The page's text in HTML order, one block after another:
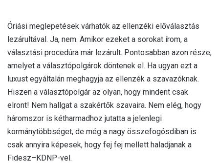
Óriási meglepetések várhatók az ellenzéki előválasztás
lezárultával. Ja, nem. Amikor ezeket a sorokat írom, a
választási procedúra már lezárult. Pontosabban azon része,
amelyet a választópolgárok döntenek el. Ha ugyan ezt a
luxust egyáltalán meghagyja az ellenzék a szavazóknak.
Hiszen a választópolgár az olyan, hogy mindent csak
elront! Nem hallgat a szakértők szavaira. Nem elég, hogy
háromszor is kétharmadhoz jutatta a jelenlegi
kormánytöbbséget, de még a nagy összefogósdiban is
csak annyira képesek, hogy fej fej mellett haladjanak a
Fidesz–KDNP-vel.